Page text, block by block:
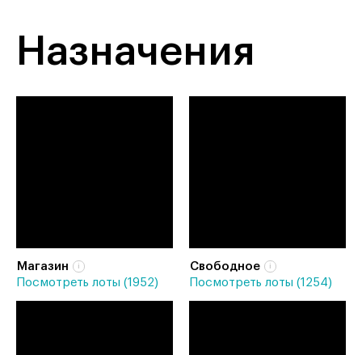
Назначения
Магазин
Посмотреть лоты (1952)
Свободное
Посмотреть лоты (1254)